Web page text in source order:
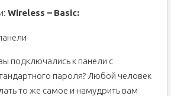
Wireless – Basic:
подключались к панели с
пароля? Любой человек
то же самое и намудрить вам